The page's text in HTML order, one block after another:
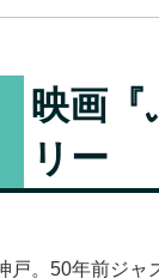
映画
リー
戸。50年前ジャ